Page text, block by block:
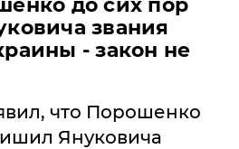
до сих пор
звания
- закон не
что Порошенко
Януковича